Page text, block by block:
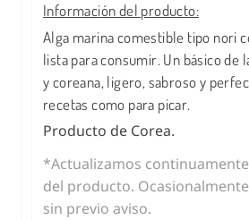
Información del producto:
Alga marina comestible tipo nori
lista para consumir. Un básico de
y coreana, ligero, sabroso y
recetas como para picar.
Producto de Corea.
*Actualizamos
del producto.
sin previo aviso.